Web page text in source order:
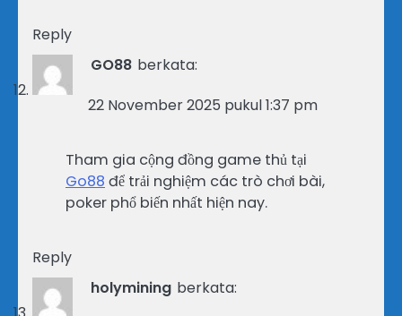
Reply
GO88 berkata:
22 November 2025 pukul 1:37 pm
Tham gia cộng đồng game thủ tại
Go88 để trải nghiệm các trò chơi bài,
poker phổ biến nhất hiện nay.
Reply
holymining berkata: